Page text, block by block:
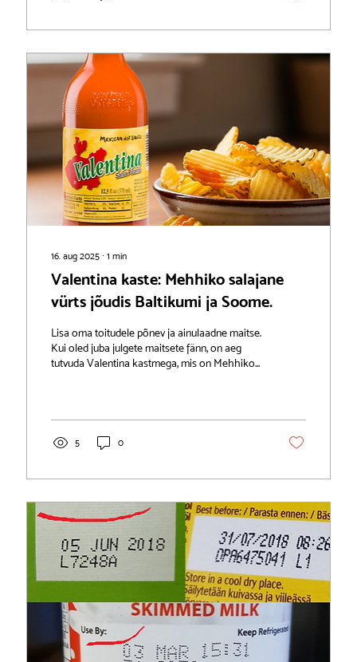
16. aug 2025 ∙1 min
Valentina kaste: Mehhiko salajane
vürts jõudis Baltikumi ja Soome.
Lisa oma toitudele põnev ja ainulaadne maitse.
Kui oled juba julgete maitsete fänn, on aeg
tutvuda Valentina kastmega, mis on Mehhiko...
5 0